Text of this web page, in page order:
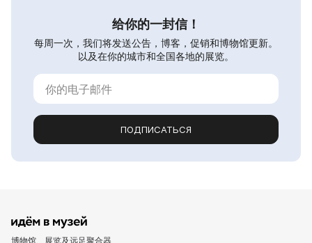
给你的一封信！
每周一次，我们将发送公告，博客，促销和博物馆更新。
以及在你的城市和全国各地的展览。
ПОДПИСАТЬСЯ
博物馆、展览及远足聚合器